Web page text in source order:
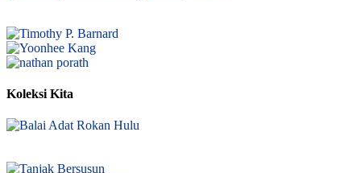
Koleksi Kita